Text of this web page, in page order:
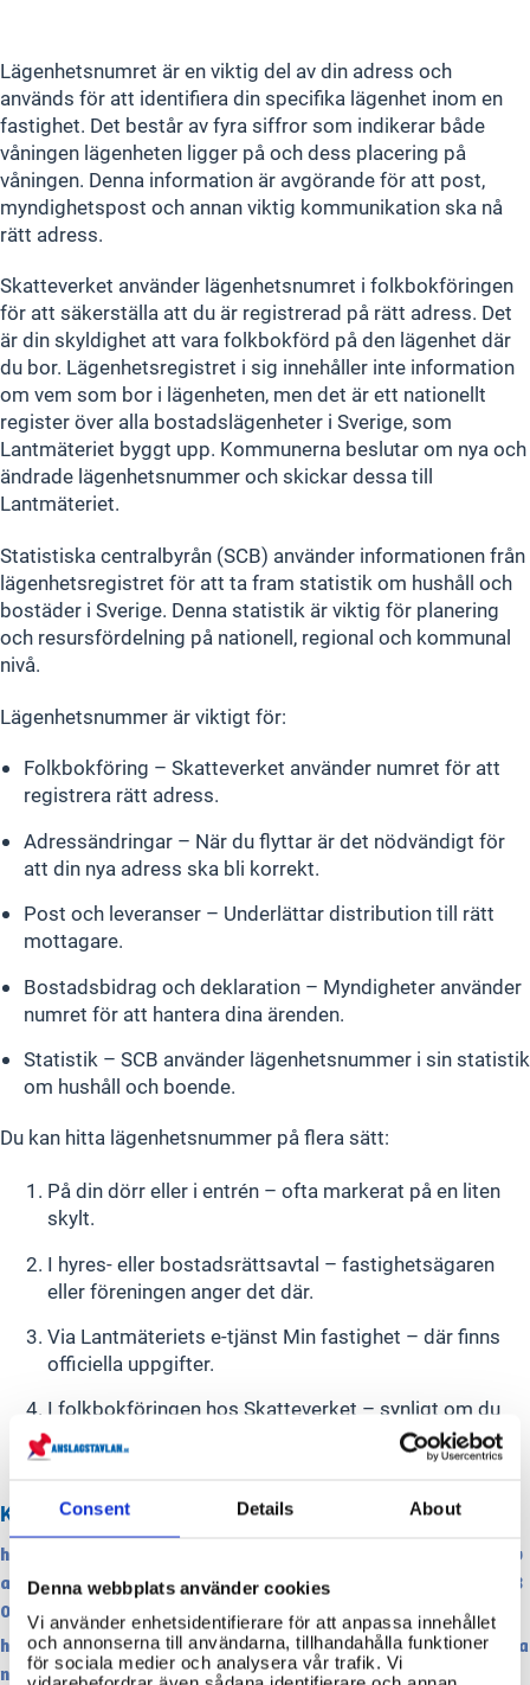
Consent Details About
Denna webbplats använder cookies
Vi använder enhetsidentifierare för att anpassa innehållet
och annonserna till användarna, tillhandahålla funktioner
för sociala medier och analysera vår trafik. Vi
Lägenhetsnumret är en viktig del av din adress och
används för att identifiera din specifika lägenhet inom en
fastighet. Det består av fyra siffror som indikerar både
våningen lägenheten ligger på och dess placering på
våningen. Denna information är avgörande för att post,
myndighetspost och annan viktig kommunikation ska nå
rätt adress.
Skatteverket använder lägenhetsnumret i folkbokföringen
för att säkerställa att du är registrerad på rätt adress. Det
är din skyldighet att vara folkbokförd på den lägenhet där
du bor. Lägenhetsregistret i sig innehåller inte information
om vem som bor i lägenheten, men det är ett nationellt
register över alla bostadslägenheter i Sverige, som
Lantmäteriet byggt upp. Kommunerna beslutar om nya och
ändrade lägenhetsnummer och skickar dessa till
Lantmäteriet.
Statistiska centralbyrån (SCB) använder informationen från
lägenhetsregistret för att ta fram statistik om hushåll och
bostäder i Sverige. Denna statistik är viktig för planering
och resursfördelning på nationell, regional och kommunal
nivå.
Lägenhetsnummer är viktigt för:
Folkbokföring – Skatteverket använder numret för att
registrera rätt adress.
Adressändringar – När du flyttar är det nödvändigt för
att din nya adress ska bli korrekt.
Post och leveranser – Underlättar distribution till rätt
mottagare.
Bostadsbidrag och deklaration – Myndigheter använder
numret för att hantera dina ärenden.
Statistik – SCB använder lägenhetsnummer i sin statistik
om hushåll och boende.
Du kan hitta lägenhetsnummer på flera sätt:
På din dörr eller i entrén – ofta markerat på en liten
skylt.
I hyres- eller bostadsrättsavtal – fastighetsägaren
eller föreningen anger det där.
Via Lantmäteriets e-tjänst Min fastighet – där finns
officiella uppgifter.
I folkbokföringen hos Skatteverket – synligt om du
loggar in på Mina sidor.
KÄLLOR
https://www.skatteverket.se/privat/etjansterochblanketter/sv
arpavanligafragor/lagenhetsnummer.4.1a098b721295c544e1f8
0001254.html
https://www.skatteverket.se/privat/folkbokforing/flyttanmala
n/lagenhetsnummer.4.18e1b10334ebe8bc8000595.html